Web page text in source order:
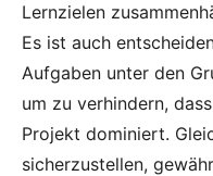
Lernzielen
Es ist auch
Aufgaben unter den
um zu verhindern,
Projekt dominiert.
sicherzustellen,